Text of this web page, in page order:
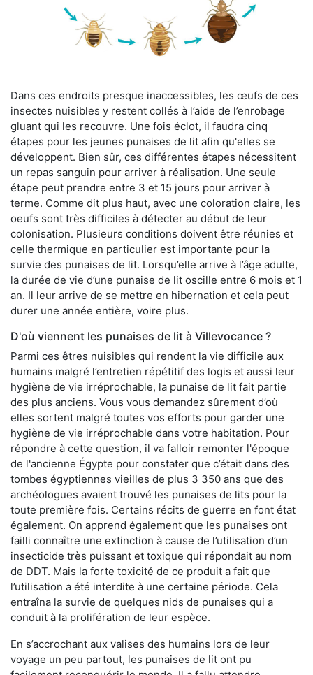
Dans ces endroits presque inaccessibles, les œufs de ces
insectes nuisibles y restent collés à l’aide de l’enrobage
gluant qui les recouvre. Une fois éclot, il faudra cinq
étapes pour les jeunes punaises de lit afin qu'elles se
développent. Bien sûr, ces différentes étapes nécessitent
un repas sanguin pour arriver à réalisation. Une seule
étape peut prendre entre 3 et 15 jours pour arriver à
terme. Comme dit plus haut, avec une coloration claire, les
oeufs sont très difficiles à détecter au début de leur
colonisation. Plusieurs conditions doivent être réunies et
celle thermique en particulier est importante pour la
survie des punaises de lit. Lorsqu’elle arrive à l’âge adulte,
la durée de vie d’une punaise de lit oscille entre 6 mois et 1
an. Il leur arrive de se mettre en hibernation et cela peut
durer une année entière, voire plus.
D'où viennent les punaises de lit à Villevocance ?
Parmi ces êtres nuisibles qui rendent la vie difficile aux
humains malgré l’entretien répétitif des logis et aussi leur
hygiène de vie irréprochable, la punaise de lit fait partie
des plus anciens. Vous vous demandez sûrement d’où
elles sortent malgré toutes vos efforts pour garder une
hygiène de vie irréprochable dans votre habitation. Pour
répondre à cette question, il va falloir remonter l'époque
de l'ancienne Égypte pour constater que c’était dans des
tombes égyptiennes vieilles de plus 3 350 ans que des
archéologues avaient trouvé les punaises de lits pour la
toute première fois. Certains récits de guerre en font état
également. On apprend également que les punaises ont
failli connaître une extinction à cause de l’utilisation d’un
insecticide très puissant et toxique qui répondait au nom
de DDT. Mais la forte toxicité de ce produit a fait que
l’utilisation a été interdite à une certaine période. Cela
entraîna la survie de quelques nids de punaises qui a
conduit à la prolifération de leur espèce.
En s’accrochant aux valises des humains lors de leur
voyage un peu partout, les punaises de lit ont pu